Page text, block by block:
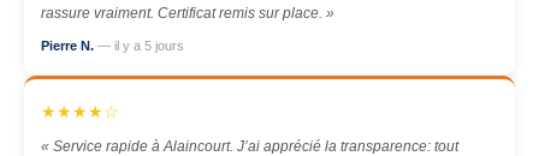
rassure vraiment. Certificat remis sur place. »
Pierre N. — il y a 5 jours
★★★★☆
« Service rapide à Alaincourt. J’ai apprécié la transparence: tout